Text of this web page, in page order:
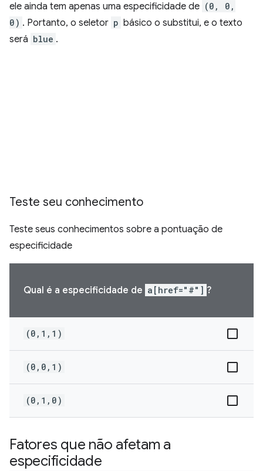
ele ainda tem apenas uma especificidade de (0, 0,
0) . Portanto, o seletor p básico o substitui, e o texto
será blue .
Teste seu conhecimento
Teste seus conhecimentos sobre a pontuação de
especificidade
Qual é a especificidade de a[href="#"] ?
(0,1,1)
(0,0,1)
(0,1,0)
Fatores que não afetam a
especificidade